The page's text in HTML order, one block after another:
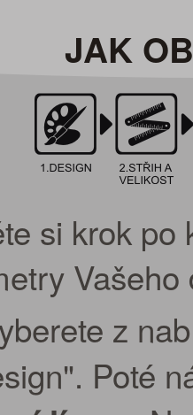
JAK
si krok
z
Poté